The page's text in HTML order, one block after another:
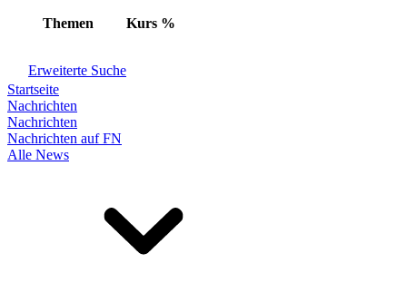
Themen Kurs %
Erweiterte Suche
Startseite
Nachrichten
Nachrichten
Nachrichten auf FN
Alle News